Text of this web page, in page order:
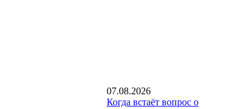
07.08.2026
Когда встаёт вопрос о